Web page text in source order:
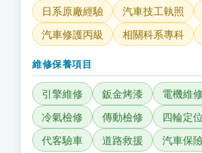
日系原廠經驗
汽車技工執照
汽車修護丙級
相關科系專科
維修保養項目
引擎維修 鈑金烤漆 電機維修
冷氣檢修
傳動檢修 四輪定位
代客驗車
道路救援 汽車保險